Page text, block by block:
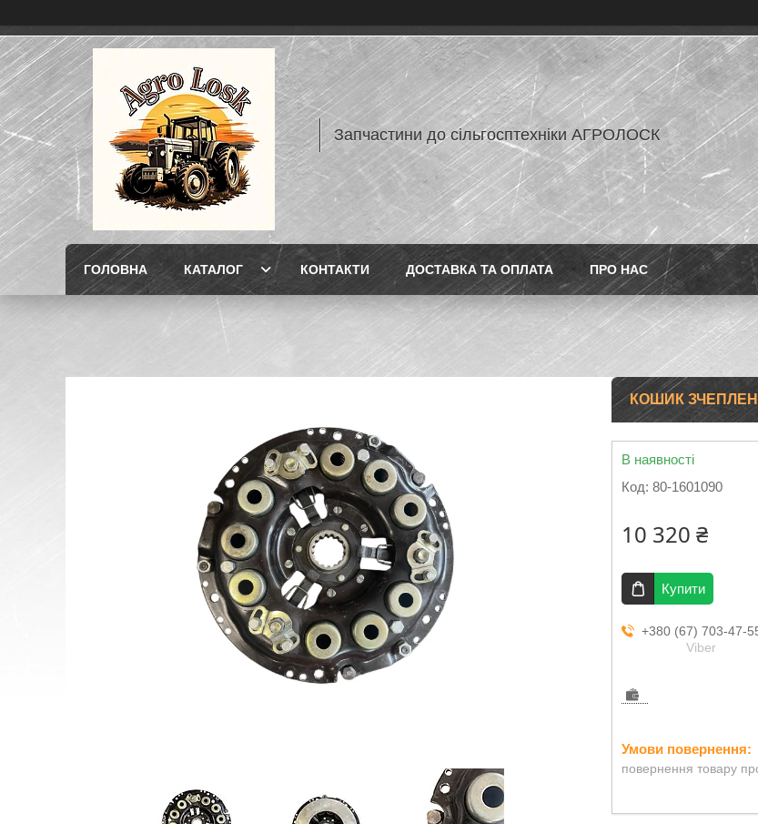
Запчастини до сільгосптехніки АГРОЛОСК
ГОЛОВНА КАТАЛОГ КОНТАКТИ ДОСТАВКА ТА ОПЛАТА ПРО НАС
КОШИК
В наявності
Код: 80-1601090
10 320 ₴
Купити
+380 (67) 703-47-
Viber
повернення товару